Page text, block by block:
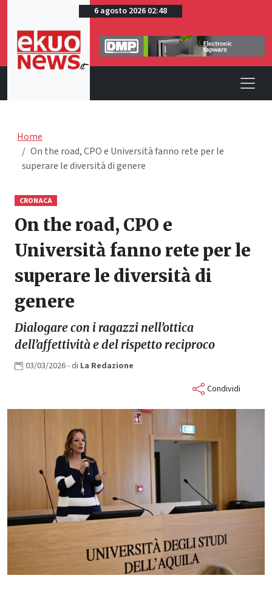
6 agosto 2026 02:48
Home
On the road, CPO e Università fanno rete per le
superare le diversità di genere
CRONACA
On the road, CPO e
Università fanno rete per le
superare le diversità di
genere
Dialogare con i ragazzi nell’ottica
dell’affettività e del rispetto reciproco
03/03/2026- di La Redazione
Condividi